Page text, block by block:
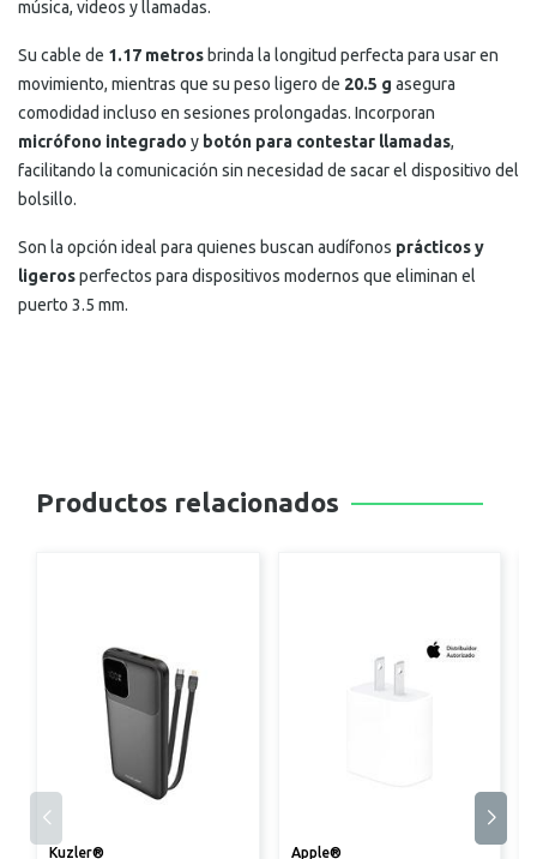
música, videos y llamadas.
Su cable de 1.17 metrosbrinda la longitud perfecta para usar en
movimiento, mientras que su peso ligero de 20.5 g asegura
comodidad incluso en sesiones prolongadas. Incorporan
micrófono integrado y botón para contestar llamadas,
facilitando la comunicación sin necesidad de sacar el dispositivo del
bolsillo.
Son la opción ideal para quienes buscan audífonos prácticos y
ligerosperfectos para dispositivos modernos que eliminan el
puerto 3.5 mm.
Productos relacionados
Kuzler®
Apple®